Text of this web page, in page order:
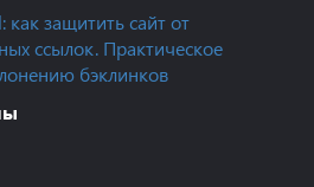
защитить сайт от
ссылок. Практическое
бэклинков